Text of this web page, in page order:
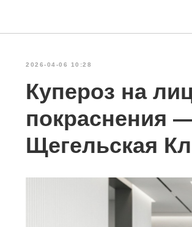
2026-04-06 10:28
Купероз на
покраснения
Щегельская